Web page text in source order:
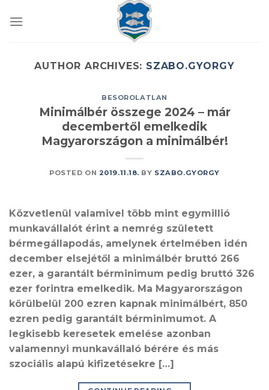
AUTHOR ARCHIVES: SZABO.GYORGY
BESOROLATLAN
Minimálbér összege 2024 – már
decembertől emelkedik
Magyarországon a minimálbér!
POSTED ON 2019.11.18. BY SZABO.GYORGY
Közvetlenül valamivel több mint egymillió
munkavállalót érint a nemrég született
bérmegállapodás, amelynek értelmében idén
december elsejétől a minimálbér bruttó 266
ezer, a garantált bérminimum pedig bruttó 326
ezer forintra emelkedik. Ma Magyarországon
körülbelül 200 ezren kapnak minimálbért, 850
ezren pedig garantált bérminimumot. A
legkisebb keresetek emelése azonban
valamennyi munkavállaló bérére és más
szociális alapú kifizetésekre […]